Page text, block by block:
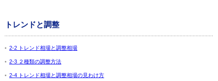
トレンドと調整
2-2 トレンド相場と調整相場
2-3 ２種類の調整方法
2-4 トレンド相場と調整相場の見わけ方